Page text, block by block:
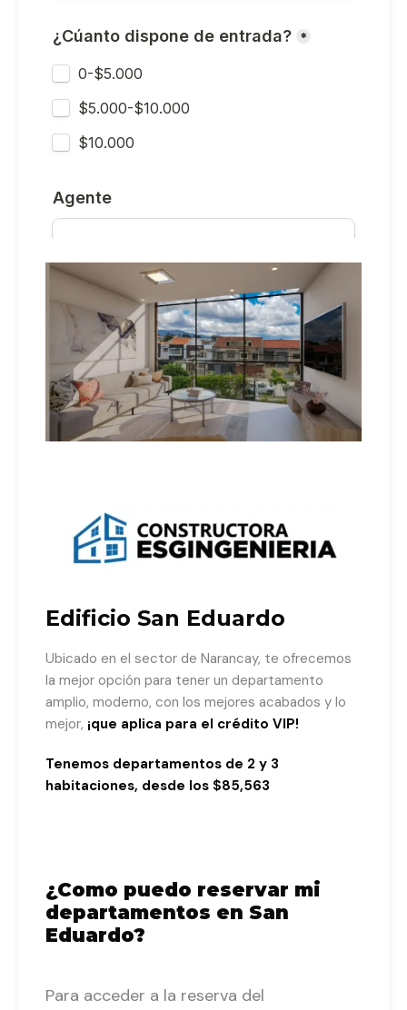
Edificio San Eduardo
Ubicado en el sector de Narancay, te ofrecemos
la mejor opción para tener un departamento
amplio, moderno, con los mejores acabados y lo
mejor, ¡que aplica para el crédito VIP!
Tenemos departamentos de 2 y 3
habitaciones, desde los $85,563
¿Como puedo reservar mi
departamentos en San
Eduardo?
Para acceder a la reserva del